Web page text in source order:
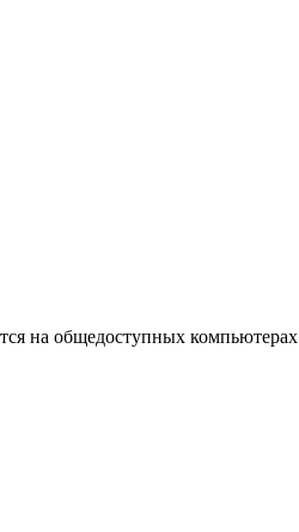
на общедоступных компьютерах